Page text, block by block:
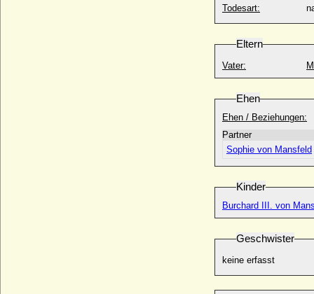
Todesart:
Eltern
Vater:
Ehen
Ehen / Beziehungen:
Partner
Sophie von Mansfeld
Kinder
Burchard III. von
Geschwister
keine erfasst